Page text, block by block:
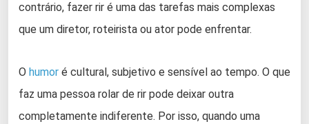
contrário, fazer rir é uma das tarefas mais complexas
que um diretor, roteirista ou ator pode enfrentar.
O humor é cultural, subjetivo e sensível ao tempo. O que
faz uma pessoa rolar de rir pode deixar outra
completamente indiferente. Por isso, quando uma